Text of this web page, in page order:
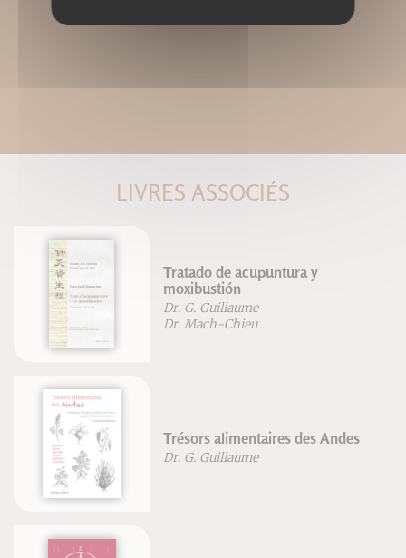
LIVRES ASSOCIÉS
Tratado de acupuntura y
moxibustión
Dr. G. Guillaume
Dr. Mach-Chieu
Trésors alimentaires des Andes
Dr. G. Guillaume